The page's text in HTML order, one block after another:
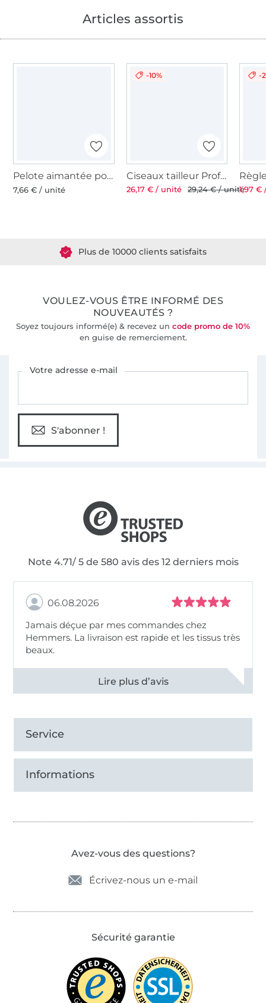
Articles assortis
Pelote aimantée pour épingles
7,66 € / unité
-10%
Ciseaux tailleur Professional 8'' 21 cm
26,17 € / unité 29,24 € / unité
-
1,97 €
Plus de 10000 clients satisfaits
VOULEZ-VOUS ÊTRE INFORMÉ DES
NOUVEAUTÉS ?
Soyez toujours informé(e) & recevez un code promo de 10%
en guise de remerciement.
Votre adresse e-mail
S'abonner !
Note 4.71/ 5 de 580 avis des 12 derniers mois
06.08.2026
Jamais déçue par mes commandes chez
Hemmers. La livraison est rapide et les tissus très
beaux.
Voir tous les 11496 commentaires
Service
Informations
Avez-vous des questions?
Écrivez-nous un e-mail
Sécurité garantie